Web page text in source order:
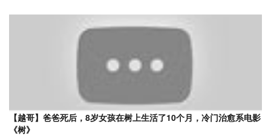
【越哥】爸爸死后，8岁女孩在树上生活了10个月，冷门治愈系电影
《树》